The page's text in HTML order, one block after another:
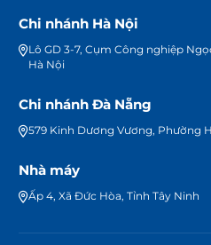
Chi nhánh Hà Nội
Lô GD 3-7, Cụm Công nghiệp
Hà Nội
Chi nhánh Đà Nẵng
579 Kinh Dương Vương, Phường
Nhà máy
Ấp 4, Xã Đức Hòa, Tỉnh Tây Ninh